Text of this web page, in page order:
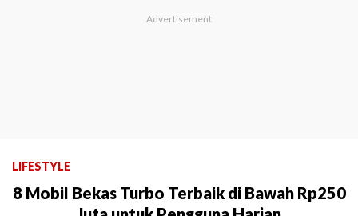
LIFESTYLE
8 Mobil Bekas Turbo Terbaik di Bawah Rp250